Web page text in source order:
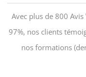
Avec plus de 800
97%, nos clients
nos formations